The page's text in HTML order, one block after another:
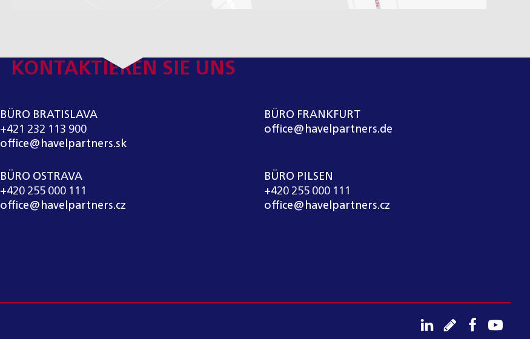
KONTAKTIEREN SIE UNS
BÜRO BRATISLAVA
+421 232 113 900
office@havelpartners.sk
BÜRO FRANKFURT
office@havelpartners.de
BÜRO OSTRAVA
+420 255 000 111
office@havelpartners.cz
BÜRO PILSEN
+420 255 000 111
office@havelpartners.cz